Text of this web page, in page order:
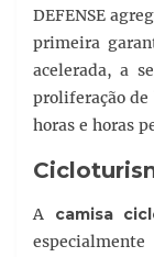
DEFENSE
primeira
acelerada, a
proliferação
horas e horas
A camisa